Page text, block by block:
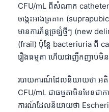
CFU/mL ពីសំណាក
ចង្កេះអាងត្រគាក
មានការភ័ន្តច្រឡំថ្មីៗ (new
(frail) ប៉ុន្តែ bacteriuria ពី
រឿងធម្មតា ហើយជាញឹកញាប់មិន
របាយការណ៍ដែលនិយាយថា អ
CFU/mL ជាធម្មតាមិនមែនជាក
ការណ៍ដែលនិយាយថា